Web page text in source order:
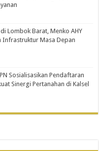
Lombok Barat, Menko AHY
Infrastruktur Masa Depan
Sosialisasikan Pendaftaran
Sinergi Pertanahan di Kalsel